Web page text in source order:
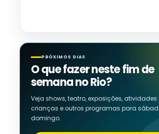
PRÓXIMOS DIAS
O que fazer neste fim de
semana no Rio?
Veja shows, teatro, exposições, atividades
crianças e outros programas para
domingo.